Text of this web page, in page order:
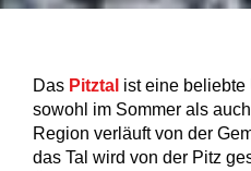
Das Pitztal ist eine
sowohl im Sommer als
Region verläuft von der
das Tal wird von der Pitz